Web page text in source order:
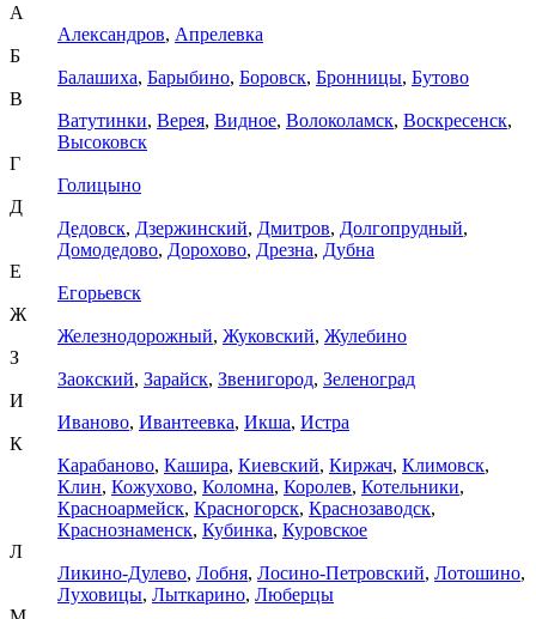
А
Александров, Апрелевка
Б
Балашиха, Барыбино, Боровск, Бронницы, Бутово
В
Ватутинки, Верея, Видное, Волоколамск, Воскресенск,
Высоковск
Г
Голицыно
Д
Дедовск, Дзержинский, Дмитров, Долгопрудный,
Домодедово, Дорохово, Дрезна, Дубна
Е
Егорьевск
Ж
Железнодорожный, Жуковский, Жулебино
З
Заокский, Зарайск, Звенигород, Зеленоград
И
Иваново, Ивантеевка, Икша, Истра
К
Карабаново, Кашира, Киевский, Киржач, Климовск,
Клин, Кожухово, Коломна, Королев, Котельники,
Красноармейск, Красногорск, Краснозаводск,
Краснознаменск, Кубинка, Куровское
Л
Ликино-Дулево, Лобня, Лосино-Петровский, Лотошино,
Луховицы, Лыткарино, Люберцы